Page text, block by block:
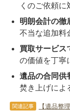
くのご依頼に
明朗会計の徹
不当な追加料
買取サービス
の価値を丁寧
遺品の合同供
焚き上げによ
関連記事